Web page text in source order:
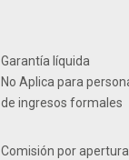
Garantía líquida
No Aplica para
de ingresos formales
Comisión por apertura